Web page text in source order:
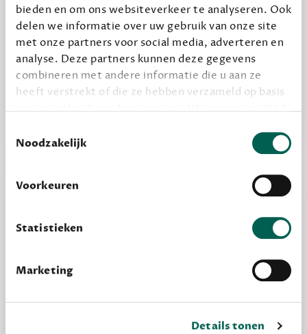
bieden en om ons websiteverkeer te analyseren. Ook
delen we informatie over uw gebruik van onze site
met onze partners voor social media, adverteren en
analyse. Deze partners kunnen deze gegevens
combineren met andere informatie die u aan ze
heeft verstrekt of die ze hebben verzameld op basis
grondslag gebeurt, en er niet onnodig data van je
wordt verwerkt. Gevoelige persoonsgegevens delen
Noodzakelijk
Voorkeuren
Statistieken
Marketing
Details tonen
Alles van Dewey Free
Word een bovengemiddelde lezer met 6 boeken
per jaar
Vooraf een tipje van de sluier, zodat je kunt